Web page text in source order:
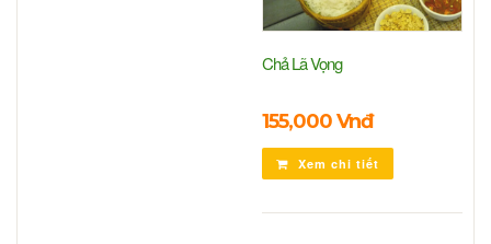
Chả Lã Vọng
155,000 Vnđ
Xem chi tiết